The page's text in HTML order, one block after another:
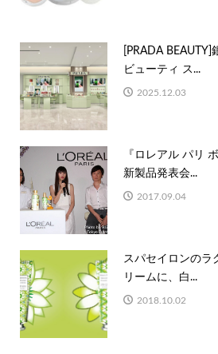
[PRADA
ビューティ ス...
2025.12.03
『ロレアル パリ
新製品発表会...
2017.09.04
スパセイロンのラ
リームに、白...
2018.10.02